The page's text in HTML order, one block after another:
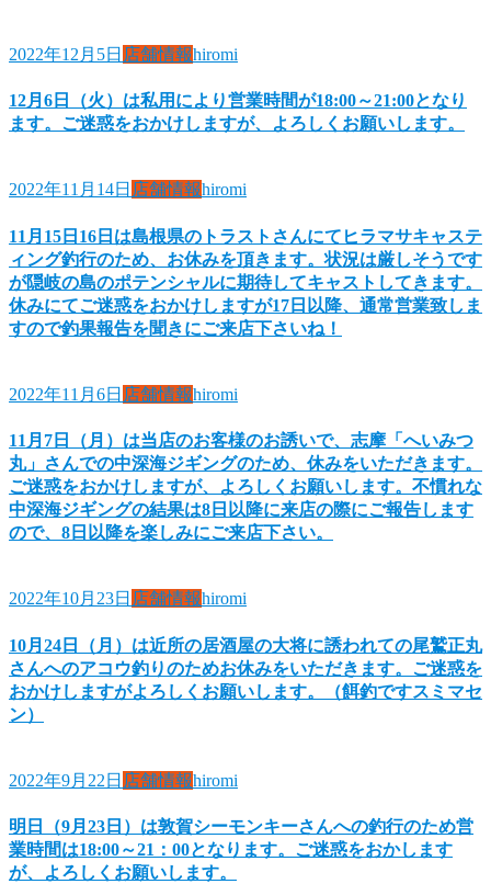
2022年12月5日 店舗情報hiromi
12月6日（火）は私用により営業時間が18:00～21:00となり
ます。ご迷惑をおかけしますが、よろしくお願いします。
2022年11月14日 店舗情報hiromi
11月15日16日は島根県のトラストさんにてヒラマサキャステ
ィング釣行のため、お休みを頂きます。状況は厳しそうです
が隠岐の島のポテンシャルに期待してキャストしてきます。
休みにてご迷惑をおかけしますが17日以降、通常営業致しま
すので釣果報告を聞きにご来店下さいね！
2022年11月6日 店舗情報hiromi
11月7日（月）は当店のお客様のお誘いで、志摩「へいみつ
丸」さんでの中深海ジギングのため、休みをいただきます。
ご迷惑をおかけしますが、よろしくお願いします。不慣れな
中深海ジギングの結果は8日以降に来店の際にご報告します
ので、8日以降を楽しみにご来店下さい。
2022年10月23日 店舗情報hiromi
10月24日（月）は近所の居酒屋の大将に誘われての尾鷲正丸
さんへのアコウ釣りのためお休みをいただきます。ご迷惑を
おかけしますがよろしくお願いします。（餌釣ですスミマセ
ン）
2022年9月22日 店舗情報hiromi
明日（9月23日）は敦賀シーモンキーさんへの釣行のため営
業時間は18:00～21：00となります。ご迷惑をおかします
が、よろしくお願いします。